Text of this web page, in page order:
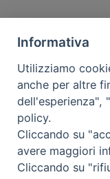
Informativa
Utilizziamo
anche per altre
dell'esperienza",
policy.
Cliccando su
avere maggiori
Cliccando su